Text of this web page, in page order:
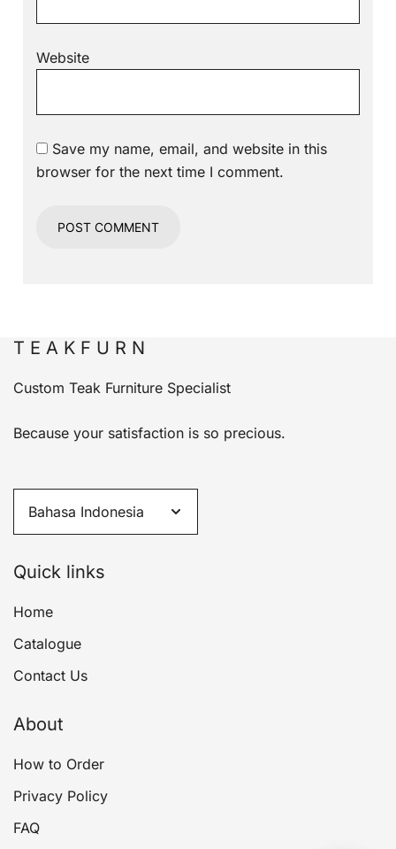
Website
Save my name, email, and website in this
browser for the next time I comment.
T E A K F U R N
Custom Teak Furniture Specialist
Because your satisfaction is so precious.
Quick links
Home
Catalogue
Contact Us
About
How to Order
Privacy Policy
FAQ